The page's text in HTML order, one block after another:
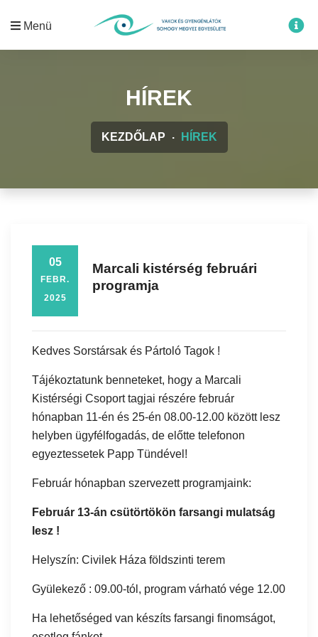
Menü
HÍREK
KEZDŐLAP HÍREK
05
FEBR.
2025
Marcali kistérség februári
programja
Kedves Sorstársak és Pártoló Tagok !
Tájékoztatunk benneteket, hogy a Marcali
Kistérségi Csoport tagjai részére február
hónapban 11-én és 25-én 08.00-12.00 között lesz
helyben ügyfélfogadás, de előtte telefonon
egyeztessetek Papp Tündével!
Február hónapban szervezett programjaink:
Február 13-án csütörtökön farsangi mulatság
lesz !
Helyszín: Civilek Háza földszinti terem
Gyülekező : 09.00-tól, program várható vége 12.00
Ha lehetőséged van készíts farsangi finomságot,